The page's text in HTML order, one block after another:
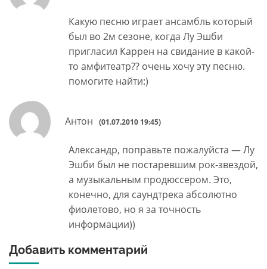
Какую песню играет ансамбль который
был во 2м сезоне, когда Лу Эшби
пригласил Каррен на свидание в какой-
то амфитеатр?? очень хочу эту песню.
помогите найти:)
Антон (01.07.2010 19:45)
Александр, поправьте пожалуйста — Лу
Эшби был не постаревшим рок-звездой,
а музыкальным продюссером. Это,
конечно, для саундтрека абсолютно
фиолетово, но я за точность
информации))
Добавить комментарий